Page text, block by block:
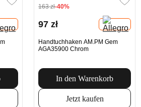
163 zł-40%
97 zł
Handtuchhaken AM.PM Gem
AGA35900 Chrom
In den Warenkorb
Jetzt kaufen